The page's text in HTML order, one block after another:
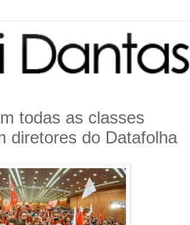
todas as classes
diretores do Datafolha